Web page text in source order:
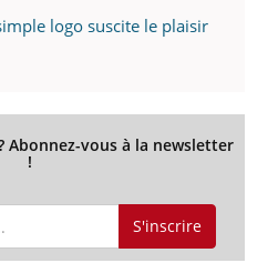
logo suscite le plaisir
Abonnez-vous à la newsletter
!
S'inscrire